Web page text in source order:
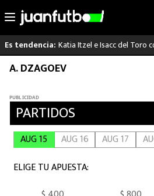
Saltar
Es tendencia: Katia Itzel e Isacc del Toro
LO ÚLTIMO
LIGA MX
RAYADOS
ATLANTE
A. DZAGOEV